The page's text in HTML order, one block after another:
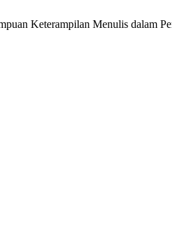
Keterampilan Menulis dalam